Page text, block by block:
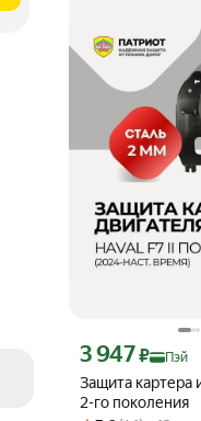
Защита картера
2-го поколения
Цена с картой
3 947₽ Пэй